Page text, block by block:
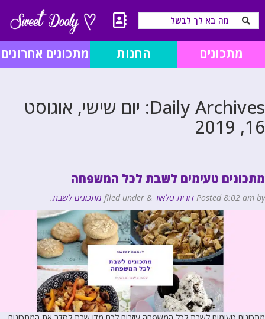
מתכונים החנות מתכונים אחרונים
Daily Archives: יום שישי, אוגוסט
16, 2019
מתכונים טעימים לשבת לכל המשפחה
Posted8:02 am by דורית טלאור & מתכונים לשבת.